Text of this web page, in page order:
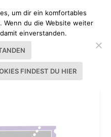
KISSEN-PARTY
um dir ein komfortables
Wenn du die Website weiter
einverstanden.
FINDEST DU HIER